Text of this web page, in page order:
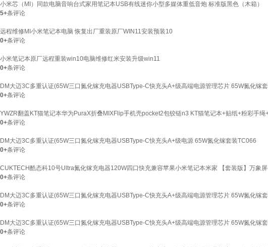
小米芯（MI）同款电脑音响台式家用笔记本USB有线迷你小型多媒体重低音炮 标准版黑色（木箱）
5+条评论
远程维修MI小米笔记本电脑 恢复出厂重装原厂WIN11安装预装10
0+条评论
小米笔记本原厂远程重装win10电脑维修红米安装升级win11
0+条评论
DM大迈3C多重认证(65W三口氮化镓充电器USBType-C快充头A+级高端电源管理芯片 65W氮化镓
0+条评论
YWZR翻盖KT猫笔记本华为PuraX折叠MIXFlip手机壳pocket2包铰链n3 KT猫笔记本+贴纸+粉彩手绳
0+条评论
DM大迈3C多重认证(65W三口氮化镓充电器USBType-C快充头A+级电源 65W氮化镓套装TC066
0+条评论
CUKTECH酷态科10号Ultra氮化镓充电器120W四口快充兼容苹果小米笔记本米家 【套装版】万象
0+条评论
DM大迈3C多重认证(65W三口氮化镓充电器USBType-C快充头A+级高端电源管理芯片 65W氮化镓
0+条评论
DM大迈3C多重认证(65W三口氮化镓充电器USBType-C快充头A+级高端电源管理芯片 65W氮化镓
0+条评论